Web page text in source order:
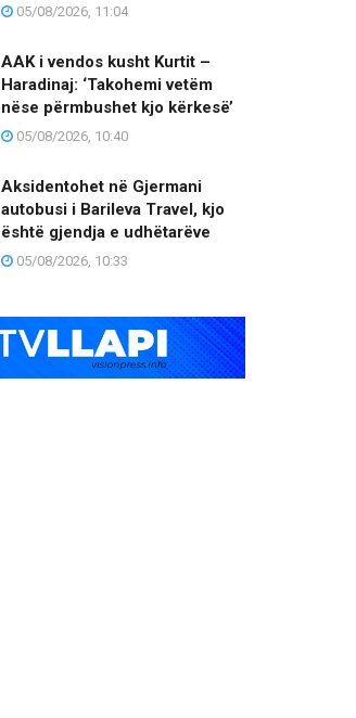
05/08/2026, 11:04
AAK i vendos kusht Kurtit –
Haradinaj: ‘Takohemi vetëm
nëse përmbushet kjo kërkesë’
05/08/2026, 10:40
Aksidentohet në Gjermani
autobusi i Barileva Travel, kjo
është gjendja e udhëtarëve
05/08/2026, 10:33